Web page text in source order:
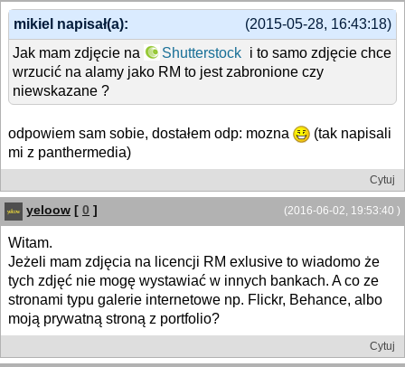
(2015-05-28, 16:43:18)
mikiel napisał(a):
Jak mam zdjęcie na
Shutterstock i to samo zdjęcie chce
wrzucić na alamy jako RM to jest zabronione czy
niewskazane ?
odpowiem sam sobie, dostałem odp: mozna
(tak napisali
mi z panthermedia)
Cytuj
(2016-06-02, 19:53:40 )
yeloow [ 0 ]
Witam.
Jeżeli mam zdjęcia na licencji RM exlusive to wiadomo że
tych zdjęć nie mogę wystawiać w innych bankach. A co ze
stronami typu galerie internetowe np. Flickr, Behance, albo
moją prywatną stroną z portfolio?
Cytuj